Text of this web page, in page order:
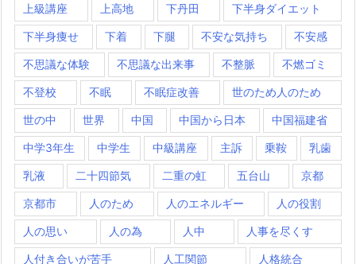
上級講座 上高地 下丹田 下半身ダイエット
下半身痩せ 下着 下腿 不安な気持ち 不安感
不思議な体験 不思議な出来事 不整脈 不燃ゴミ
不登校 不眠 不眠症改善 世のため人のため
世の中 世界 中国 中国から日本 中国福建省
中学3年生 中学生 中級講座 主訴 乗鞍 乳歯
乳液 二十四節気 二重の虹 五台山 京都
京都市 人のため 人のエネルギー 人の役割
人の思い 人の為 人中 人事を尽くす
人付き合いが苦手 人工関節 人格統合